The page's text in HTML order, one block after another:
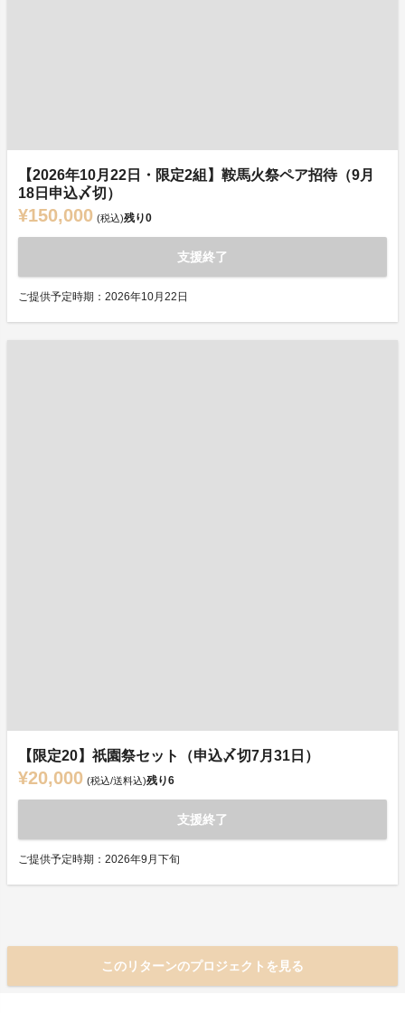
【2026年10月22日・限定2組】鞍馬火祭ペア招待（9月
18日申込〆切）
¥150,000 (税込)残り0
支援終了
ご提供予定時期：2026年10月22日
【限定20】祇園祭セット（申込〆切7月31日）
¥20,000 (税込/送料込)残り6
支援終了
ご提供予定時期：2026年9月下旬
このリターンのプロジェクトを見る